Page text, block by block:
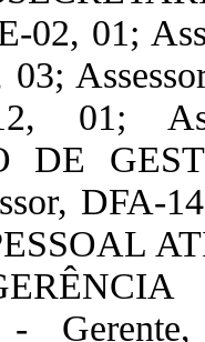
02, 01;
12, 01;
DE
DFA-
-